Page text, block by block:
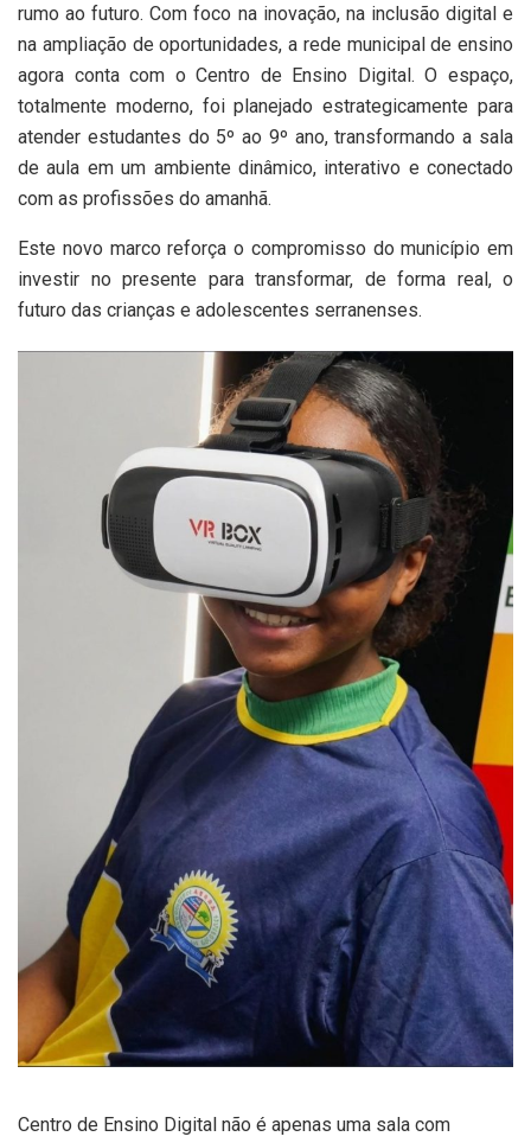
rumo ao futuro. Com foco na inovação, na inclusão digital e
na ampliação de oportunidades, a rede municipal de ensino
agora conta com o Centro de Ensino Digital. O espaço,
totalmente moderno, foi planejado estrategicamente para
atender estudantes do 5º ao 9º ano, transformando a sala
de aula em um ambiente dinâmico, interativo e conectado
com as profissões do amanhã.
Este novo marco reforça o compromisso do município em
investir no presente para transformar, de forma real, o
futuro das crianças e adolescentes serranenses.
Centro de Ensino Digital não é apenas uma sala com